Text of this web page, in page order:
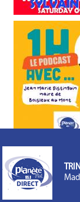
TRINIX
Madan
Volume